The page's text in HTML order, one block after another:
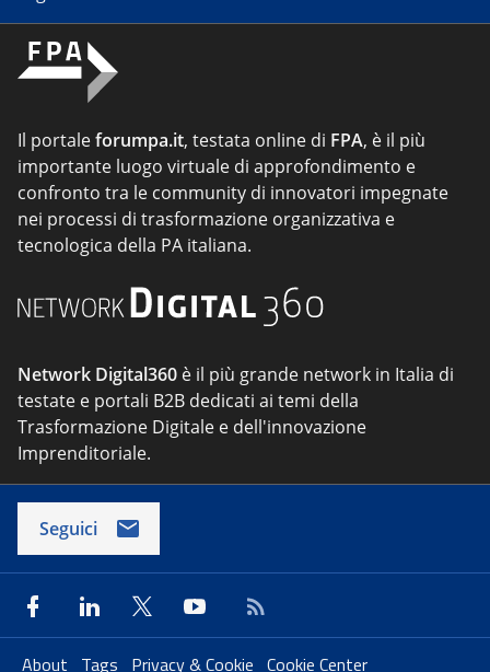
Il portaleforumpa.it, testata online di FPA, è il più
importante luogo virtuale di approfondimento e
confronto tra le community di innovatori impegnate
nei processi di trasformazione organizzativa e
tecnologica della PA italiana.
Network Digital360 è il più grande network in Italia di
testate e portali B2B dedicati ai temi della
Trasformazione Digitale e dell'innovazione
Imprenditoriale.
Seguici
About Tags Privacy & Cookie Cookie Center